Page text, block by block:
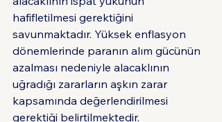
hafifletilmesi gerektiğini
savunmaktadır. Yüksek enflasyon
dönemlerinde paranın alım gücünün
azalması nedeniyle alacaklının
uğradığı zararların aşkın zarar
kapsamında değerlendirilmesi
gerektiği belirtilmektedir.